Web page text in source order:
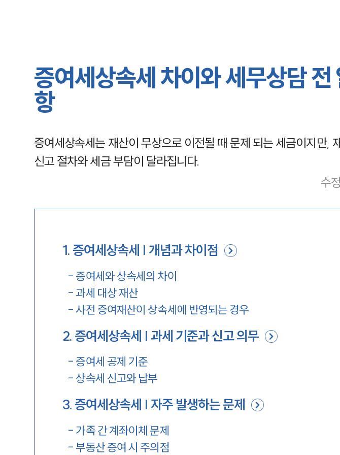
증여세상속세 차이와 세무상담 전
항
증여세상속세는 재산이 무상으로 이전될 때 문제 되는 세금이지만,
신고 절차와 세금 부담이 달라집니다.
수
1.증여세상속세 | 개념과 차이점
- 증여세와 상속세의 차이
- 과세 대상 재산
-사전 증여재산이 상속세에 반영되는 경우
2.증여세상속세 | 과세 기준과 신고 의무
- 증여세 공제 기준
- 상속세 신고와 납부
3.증여세상속세 | 자주 발생하는 문제
- 가족 간 계좌이체 문제
- 부동산 증여 시 주의점